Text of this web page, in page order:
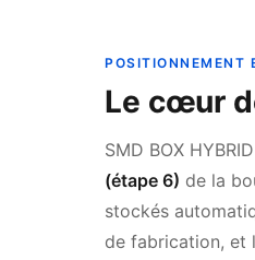
POSITIONNEMENT
Le cœur
SMD BOX
(étape 6) de la
stockés
de fabrication, et